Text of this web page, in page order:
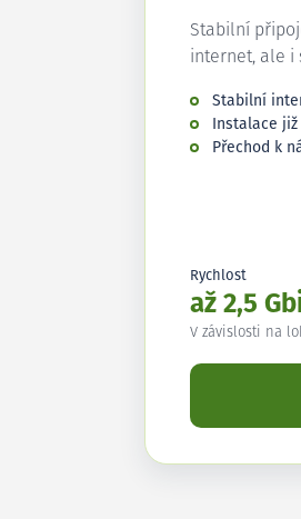
Stabilní
internet, ale i
Stabilní
Instalace již
Přechod k
Rychlost
až 2,5
V závislosti na